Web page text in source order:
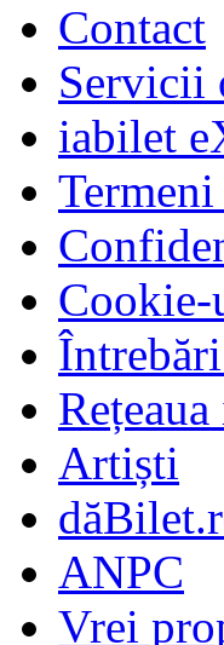
Contact
Servicii
iabilet
Cookie-
Artiști
ANPC
Vrei